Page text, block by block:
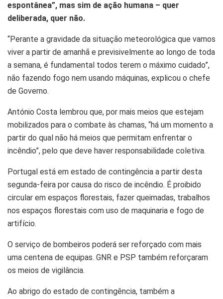
espontânea”, mas sim de ação humana – quer
deliberada, quer não.
“Perante a gravidade da situação meteorológica que vamos
viver a partir de amanhã e previsivelmente ao longo de toda
a semana, é fundamental todos terem o máximo cuidado”,
não fazendo fogo nem usando máquinas, explicou o chefe
de Governo.
António Costa lembrou que, por mais meios que estejam
mobilizados para o combate às chamas, “há um momento a
partir do qual não há meios que permitam enfrentar o
incêndio”, pelo que deve haver responsabilidade coletiva.
Portugal está em estado de contingência a partir desta
segunda-feira por causa do risco de incêndio. É proibido
circular em espaços florestais, fazer queimadas, trabalhos
nos espaços florestais com uso de maquinaria e fogo de
artifício.
O serviço de bombeiros poderá ser reforçado com mais
uma centena de equipas. GNR e PSP também reforçaram
os meios de vigilância.
Ao abrigo do estado de contingência, também a